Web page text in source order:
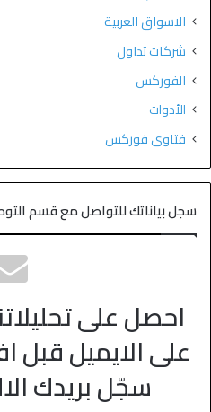
الاسواق العربية
شركات تداول
الفوركس
الأدوات
فتاوى فوركس
سجل بياناتك للتواصل مع قسم
احصل على
على الايميل قبل
سجّل بريدك